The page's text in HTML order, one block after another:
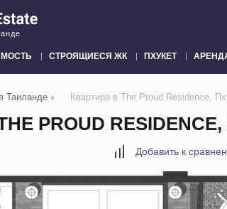
СТРОЯЩИЕСЯ ЖК ПХУКЕТ
Таиланде › Квартира в The Proud Residence,
PROUD
Добавить к